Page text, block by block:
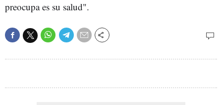
preocupa es su salud".